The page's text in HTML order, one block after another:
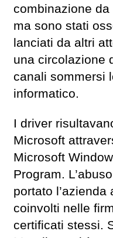
combinazione da
ma sono stati
lanciati da altri
una circolazione
canali sommersi
informatico.
I driver
Microsoft
Microsoft
Program.
portato
coinvolti nelle
certificati stessi.